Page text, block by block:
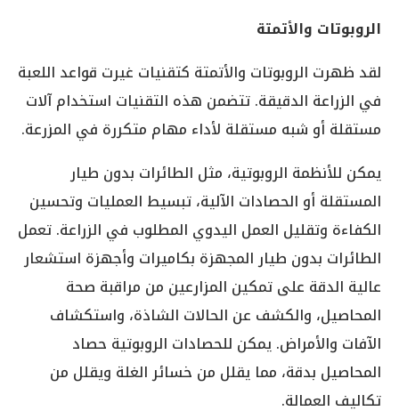
الروبوتات والأتمتة
لقد ظهرت الروبوتات والأتمتة كتقنيات غيرت قواعد اللعبة
في الزراعة الدقيقة. تتضمن هذه التقنيات استخدام آلات
مستقلة أو شبه مستقلة لأداء مهام متكررة في المزرعة.
يمكن للأنظمة الروبوتية، مثل الطائرات بدون طيار
المستقلة أو الحصادات الآلية، تبسيط العمليات وتحسين
الكفاءة وتقليل العمل اليدوي المطلوب في الزراعة. تعمل
الطائرات بدون طيار المجهزة بكاميرات وأجهزة استشعار
عالية الدقة على تمكين المزارعين من مراقبة صحة
المحاصيل، والكشف عن الحالات الشاذة، واستكشاف
الآفات والأمراض. يمكن للحصادات الروبوتية حصاد
المحاصيل بدقة، مما يقلل من خسائر الغلة ويقلل من
تكاليف العمالة.